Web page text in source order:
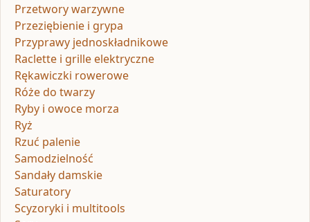
Przetwory warzywne
Przeziębienie i grypa
Przyprawy jednoskładnikowe
Raclette i grille elektryczne
Rękawiczki rowerowe
Róże do twarzy
Ryby i owoce morza
Ryż
Rzuć palenie
Samodzielność
Sandały damskie
Saturatory
Scyzoryki i multitools